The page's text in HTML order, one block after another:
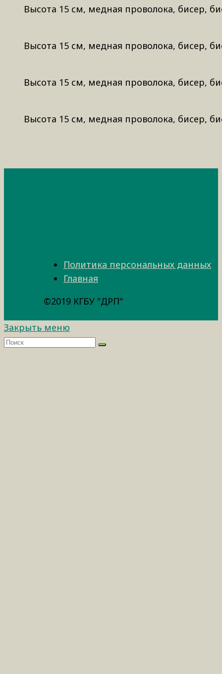
Высота 15 см, медная проволока, бисер,
Высота 15 см, медная проволока, бисер,
Высота 15 см, медная проволока, бисер,
Высота 15 см, медная проволока, бисер,
Политика персональных данных
Главная
©2019 КГБУ "ДРП"
Закрыть меню